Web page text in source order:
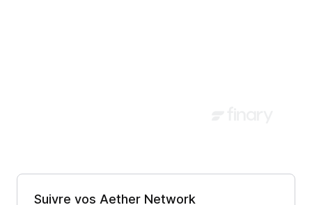
Suivre vos Aether Network